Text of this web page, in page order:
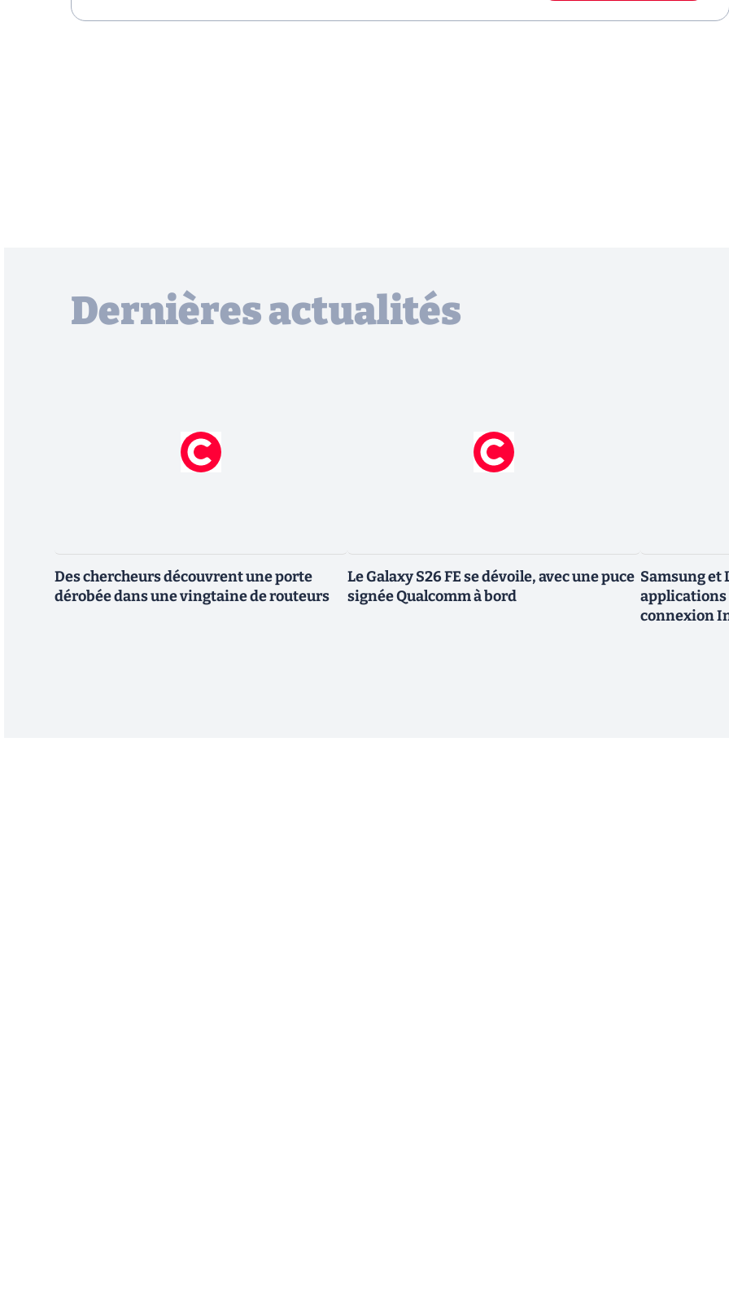
Dernières actualités
Des chercheurs découvrent une porte
dérobée dans une vingtaine de routeurs
Le Galaxy S26 FE se dévoile, avec une puce
signée Qualcomm à bord
Samsung et
applications
connexion